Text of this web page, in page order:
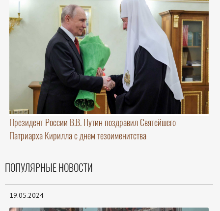
Президент России В.В. Путин поздравил Святейшего
Патриарха Кирилла с днем тезоименитства
ПОПУЛЯРНЫЕ НОВОСТИ
19.05.2024